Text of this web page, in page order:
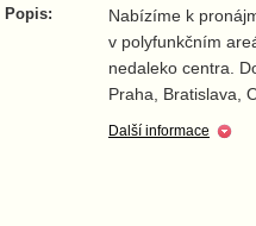
Popis:
Nabízíme k
v polyfunkčním
nedaleko centra.
Praha, Bratislava,
Další informace